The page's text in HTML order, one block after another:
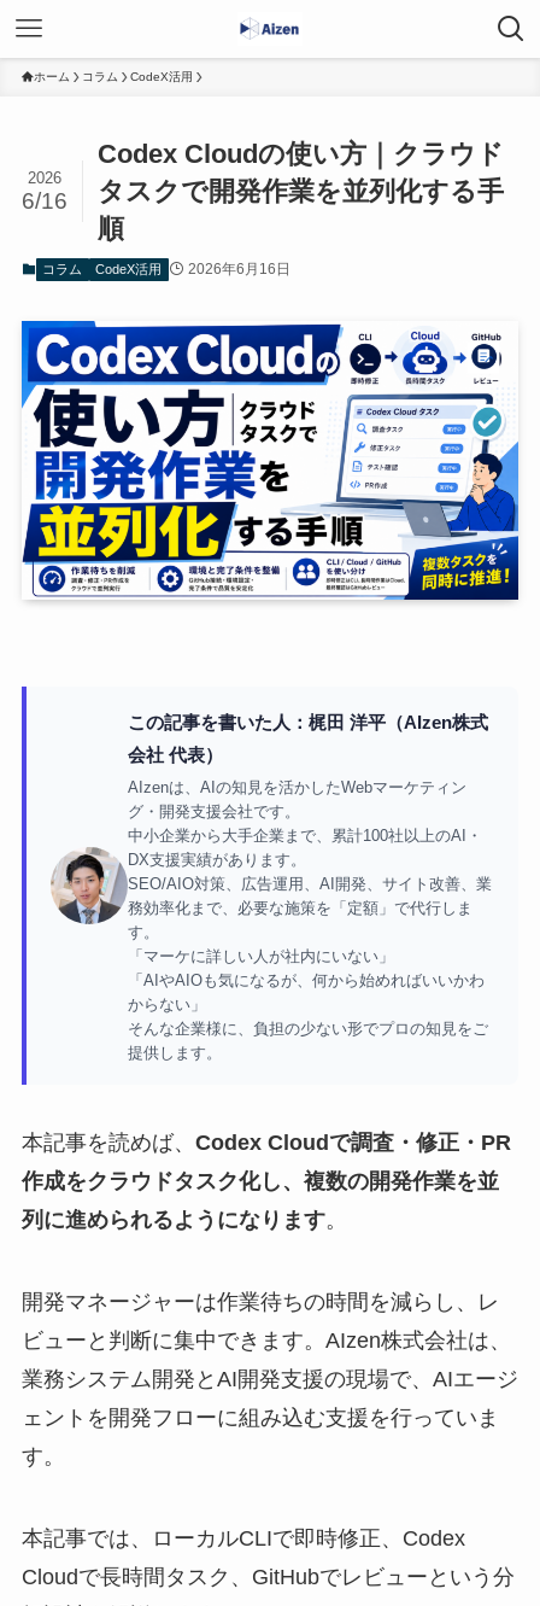
ホーム コラム CodeX活用
Codex Cloudの使い方｜クラウド
タスクで開発作業を並列化する手
順
2026
6/16
コラム CodeX活用 2026年6月16日
この記事を書いた人：梶田 洋平（AIzen株式
会社 代表）
AIzenは、AIの知見を活かしたWebマーケティン
グ・開発支援会社です。
中小企業から大手企業まで、累計100社以上のAI・
DX支援実績があります。
SEO/AIO対策、広告運用、AI開発、サイト改善、業
務効率化まで、必要な施策を「定額」で代行しま
す。
「マーケに詳しい人が社内にいない」
「AIやAIOも気になるが、何から始めればいいかわ
からない」
そんな企業様に、負担の少ない形でプロの知見をご
提供します。
本記事を読めば、 Codex Cloudで調査・修正・PR
作成をクラウドタスク化し、複数の開発作業を並
列に進められるようになります。
開発マネージャーは作業待ちの時間を減らし、レ
ビューと判断に集中できます。AIzen株式会社は、
業務システム開発とAI開発支援の現場で、AIエージ
ェントを開発フローに組み込む支援を行っていま
す。
本記事では、ローカルCLIで即時修正、Codex
Cloudで長時間タスク、GitHubでレビューという分